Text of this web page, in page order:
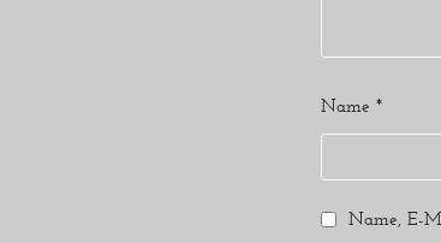
Name *
Name, E-